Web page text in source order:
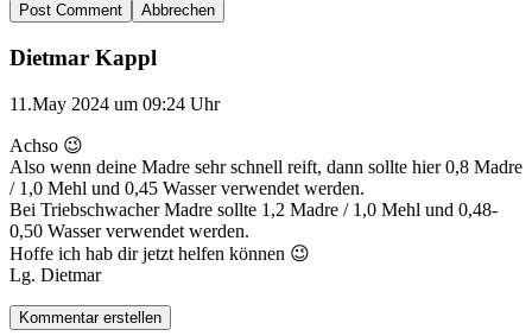
Abbrechen
Dietmar Kappl
11.May 2024 um 09:24 Uhr
Achso 😉
Also wenn deine Madre sehr schnell reift, dann sollte hier 0,8 Madre
/ 1,0 Mehl und 0,45 Wasser verwendet werden.
Bei Triebschwacher Madre sollte 1,2 Madre / 1,0 Mehl und 0,48-
0,50 Wasser verwendet werden.
Hoffe ich hab dir jetzt helfen können 😉
Lg. Dietmar
Kommentar erstellen